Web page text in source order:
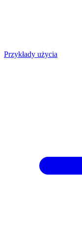
Przykłady użycia